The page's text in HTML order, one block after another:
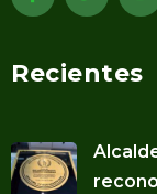
Recientes